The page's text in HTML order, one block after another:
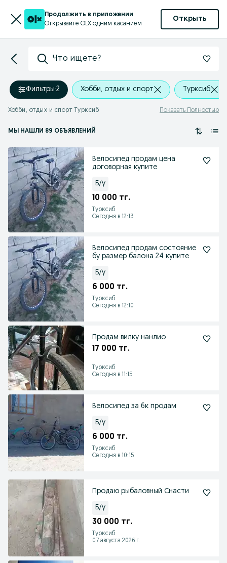
Продолжить в приложении
Открывайте OLX одним касанием
Открыть
Что ищете?
Фильтры·2 Хобби, отдых и спорт Турксиб
Хобби, отдых и спорт Турксиб Показать Полностью
МЫ НАШЛИ 89 ОБЪЯВЛЕНИЙ
Велосипед продам цена
договорная купите
Б/у
10 000 тг.
Турксиб
Сегодня в 12:13
Велосипед продам состояние
бу размер балона 24 купите
Б/у
6 000 тг.
Турксиб
Сегодня в 12:10
Продам вилку нанлио
17 000 тг.
Турксиб
Сегодня в 11:15
Велосипед за 6к продам
Б/у
6 000 тг.
Турксиб
Сегодня в 10:15
Продаю рыбаловный Снасти
Б/у
30 000 тг.
Турксиб
07 августа 2026 г.